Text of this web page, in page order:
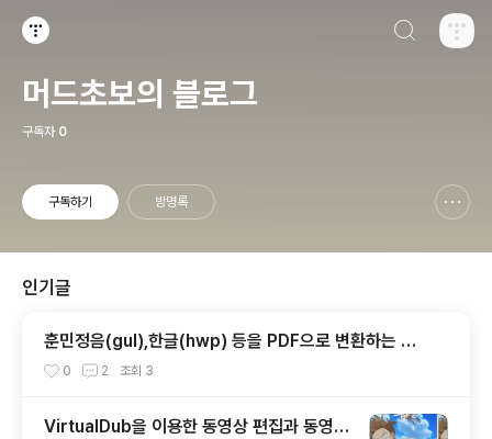
머드초보의 블로그
구독자 0
구독하기 방명록
인기글
훈민정음(gul),한글(hwp) 등을 PDF으로 변환하는 프
로그램 ezPDF Builder2006!
0 2 조회 3
VirtualDub을 이용한 동영상 편집과 동영상